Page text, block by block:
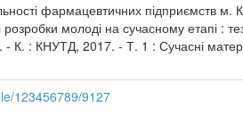
фармацевтичних підприємств
молоді на сучасному етапі :
- К. : КНУТД, 2017. - Т. 1 : Сучасні
123456789/9127